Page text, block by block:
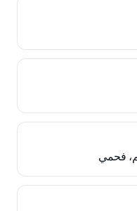
فحمي